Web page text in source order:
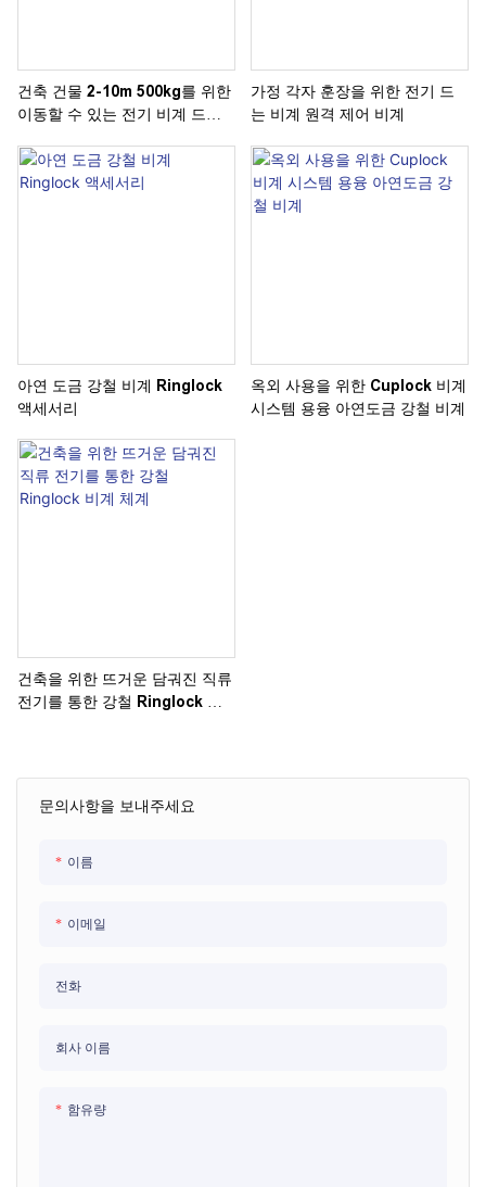
문의사항을 보내주세요
이름
이메일
전화
회사 이름
함유량
건축 건물 2-10m 500kg를 위한
이동할 수 있는 전기 비계 드는
가정 각자 훈장을 위한 전기 드
는 비계 원격 제어 비계
아연 도금 강철 비계 Ringlock
액세서리
옥외 사용을 위한 Cuplock 비계
시스템 용융 아연도금 강철 비계
건축을 위한 뜨거운 담궈진 직류
전기를 통한 강철 Ringlock 비